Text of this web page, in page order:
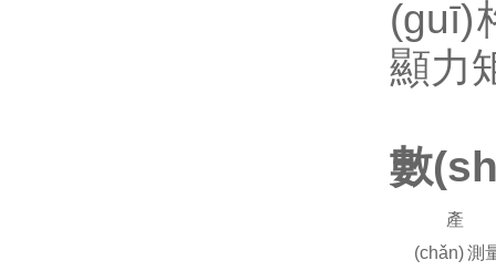
數
產
(chǎn)測